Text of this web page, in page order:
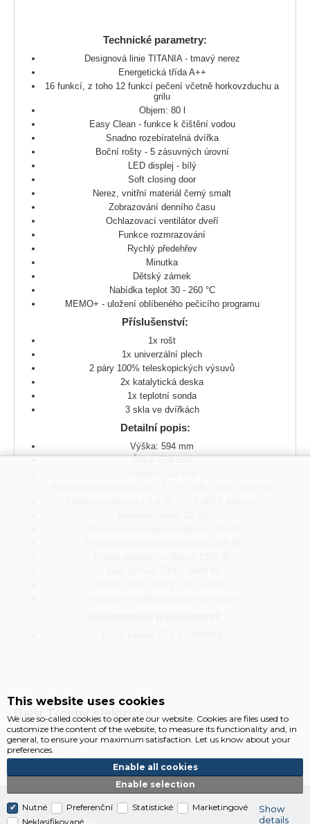
Technické parametry:
Designová linie TITANIA - tmavý nerez
Energetická třída A++
16 funkcí, z toho 12 funkcí pečení včetně horkovzduchu a
grilu
Objem: 80 l
Easy Clean - funkce k čištění vodou
Snadno rozebíratelná dvířka
Boční rošty - 5 zásuvných úrovní
LED displej - bílý
Soft closing door
Nerez, vnitřní materiál černý smalt
Zobrazování denního času
Ochlazovací ventilátor dveří
Funkce rozmrazování
Rychlý předehřev
Minutka
Dětský zámek
Nabídka teplot 30 - 260 °C
MEMO+ - uložení oblíbeného pečicího programu
Příslušenství:
1x rošt
1x univerzální plech
2 páry 100% teleskopických výsuvů
2x katalytická deska
1x teplotní sonda
3 skla ve dvířkách
Detailní popis:
Výška: 594 mm
Další Trouby elektrické
DalšíTitania
This website uses cookies
We use so-called cookies to operate our website. Cookies are files used to
customize the content of the website, to measure its functionality and, in
general, to ensure your maximum satisfaction. Let us know about your
preferences.
Enable selection
Enable all cookies
Nutné Preferenční Statistické
Marketingové
Neklasifikované
Show
details